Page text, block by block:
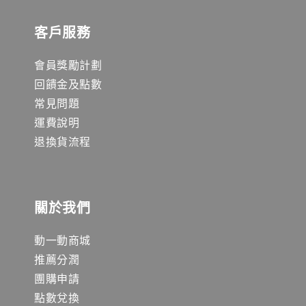
客戶服務
會員獎勵計劃
回饋金及點數
常見問題
運費說明
退換貨流程
關於我們
動一動商城
推薦分潤
團購申請
點數兌換